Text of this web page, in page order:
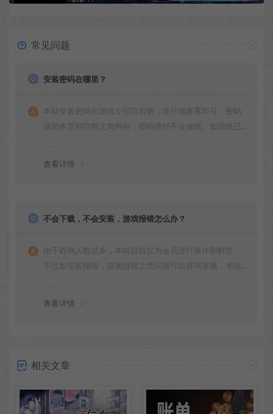
常见问题
安装密码在哪里？
本站安装密码在游戏介绍页右侧，请仔细查看即可，密码
请勿多复制空格之类内容，密码绝对不会放错。如游戏已
查看详情
不会下载，不会安装，游戏报错怎么办？
由于咨询人数过多，本站目前仅为会员进行操作和解答，
不过如安装报错，游戏报错之类问题可以咨询客服，本站
查看详情
相关文章